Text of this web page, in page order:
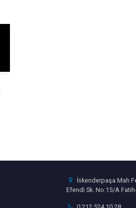
İskenderpaşa Mah
Efendi Sk. No:15/A